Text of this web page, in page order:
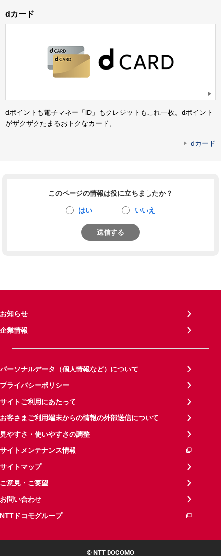
dカード
dポイントも電子マネー「iD」もクレジットもこれ一枚。dポイント
がザクザクたまるおトクなカード。
dカード
このページの情報は役に立ちましたか？
はい いいえ
送信する
お知らせ
企業情報
パーソナルデータ（個人情報など）について
プライバシーポリシー
サイトご利用にあたって
お客さまご利用端末からの情報の外部送信について
見やすさ・使いやすさの調整
サイトメンテナンス情報
サイトマップ
ご意見・ご要望
お問い合わせ
NTTドコモグループ
© NTT DOCOMO